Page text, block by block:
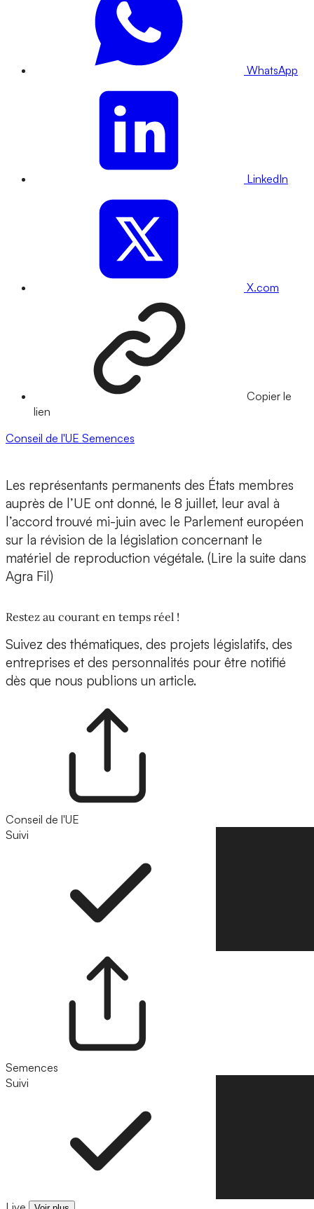
WhatsApp
LinkedIn
X.com
Copier le
lien
Conseil de l'UE Semences
Les représentants permanents des États membres
auprès de l’UE ont donné, le 8 juillet, leur aval à
l’accord trouvé mi-juin avec le Parlement européen
sur la révision de la législation concernant le
matériel de reproduction végétale. (Lire la suite dans
Agra Fil)
Restez au courant en temps réel !
Suivez des thématiques, des projets législatifs, des
entreprises et des personnalités pour être notifié
dès que nous publions un article.
Conseil de l'UE
Suivi
Semences
Suivi